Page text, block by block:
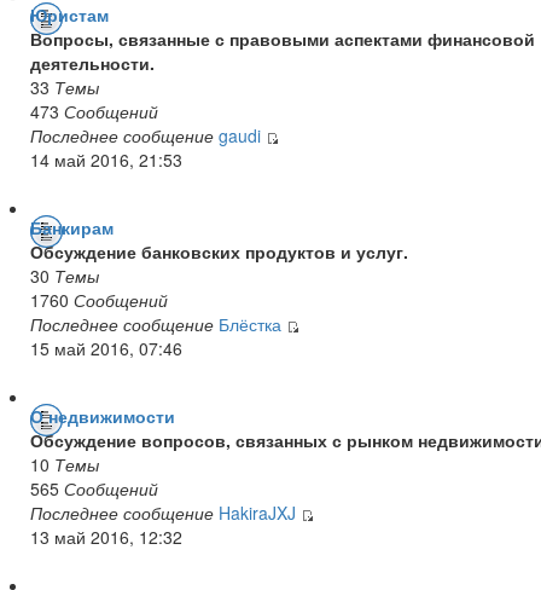
Юристам
Вопросы, связанные с правовыми аспектами финансовой
деятельности.
33 Темы
473 Сообщений
Последнее сообщение gaudi
14 май 2016, 21:53
Банкирам
Обсуждение банковских продуктов и услуг.
30 Темы
1760 Сообщений
Последнее сообщение Блёстка
15 май 2016, 07:46
О недвижимости
Обсуждение вопросов, связанных с рынком
10 Темы
565 Сообщений
Последнее сообщение HakiraJXJ
13 май 2016, 12:32